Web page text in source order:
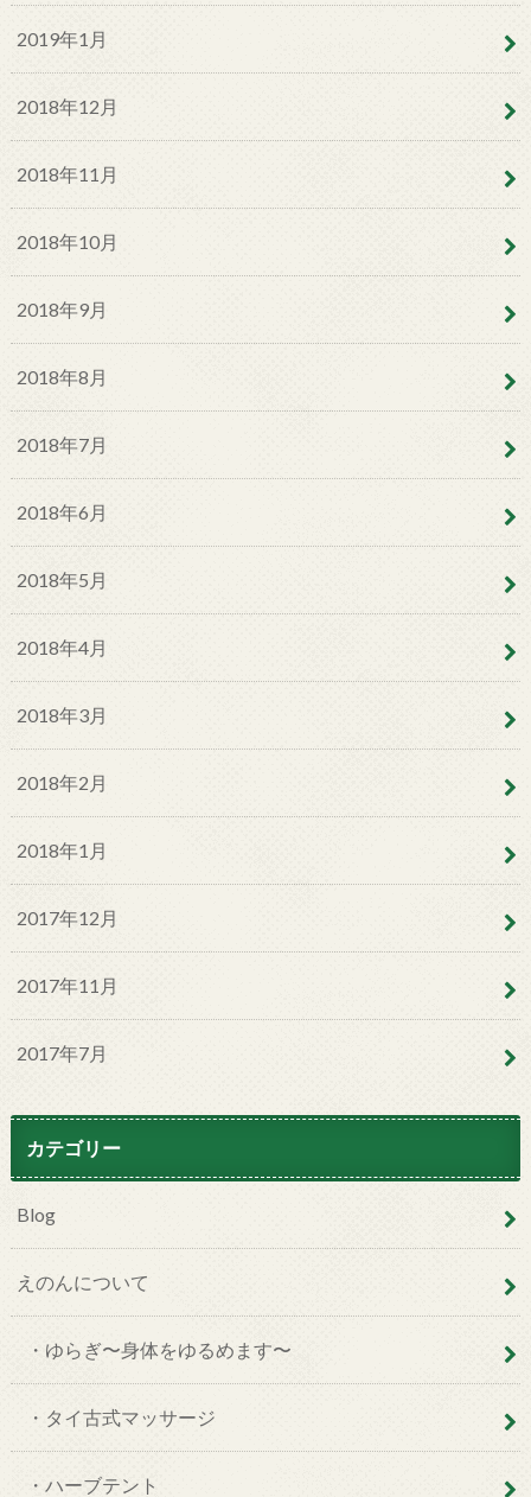
2019年1月
2018年12月
2018年11月
2018年10月
2018年9月
2018年8月
2018年7月
2018年6月
2018年5月
2018年4月
2018年3月
2018年2月
2018年1月
2017年12月
2017年11月
2017年7月
カテゴリー
Blog
えのんについて
・ゆらぎ〜身体をゆるめます〜
・タイ古式マッサージ
・ハーブテント